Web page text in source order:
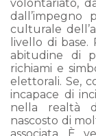
volontariato,
dall’impegno
culturale
livello di base.
abitudine di
richiami e
elettorali. Se,
incapace di
nella realtà
nascosto di